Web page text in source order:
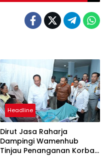
Headline
Dirut Jasa Raharja
Dampingi Wamenhub
Tinjau Penanganan Korban